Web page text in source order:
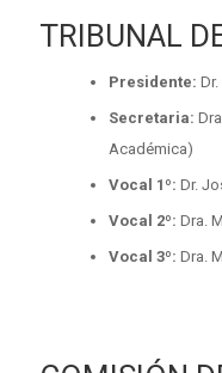
TRIBUNAL
Presidente:
Secretaria:
Académica)
Vocal 1º: Dr.
Vocal 2º: Dra.
Vocal 3º: Dra.